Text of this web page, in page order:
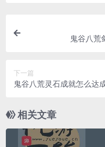
鬼谷八荒
下一篇
鬼谷八荒灵石成就怎么达
相关文章